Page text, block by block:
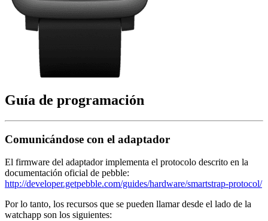
Guía de programación
Comunicándose con el adaptador
El firmware del adaptador implementa el protocolo descrito en la
documentación oficial de pebble:
http://developer.getpebble.com/guides/hardware/smartstrap-protocol/
Por lo tanto, los recursos que se pueden llamar desde el lado de la
watchapp son los siguientes: